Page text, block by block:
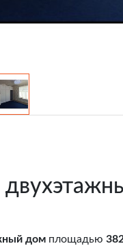
дом площадью